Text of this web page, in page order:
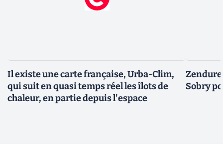
Il existe une carte française, Urba-Clim,
qui suit en quasi temps réel les îlots de
chaleur, en partie depuis l'espace
Sobry